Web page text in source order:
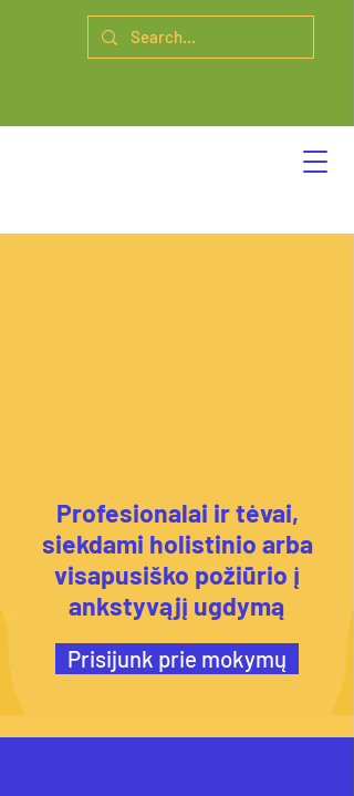
Profesionalai ir tėvai,
siekdami holistinio arba
visapusiško požiūrio į
ankstyvąjį ugdymą
Prisijunk prie mokymų